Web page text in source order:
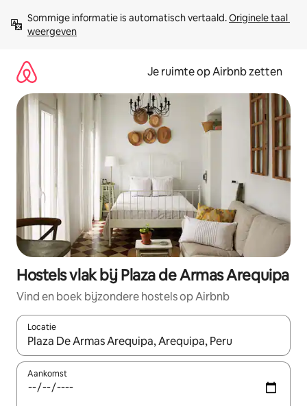
direct
naar
Sommige informatie is automatisch vertaald. Originele taal
weergeven
Je ruimte op Airbnb zetten
Hostels vlak bij Plaza de Armas Arequipa
Vind en boek bijzondere hostels op Airbnb
Locatie
Wanneer er suggesties beschikbaar zijn, maak je een keuze
Aankomst